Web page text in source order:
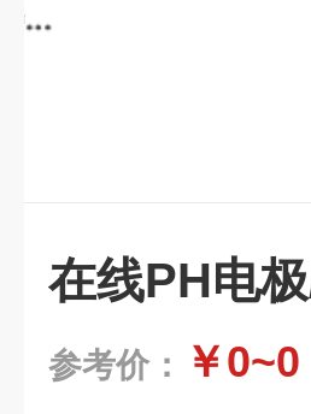
在线PH电
参考价： ￥0~0